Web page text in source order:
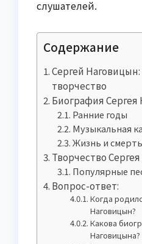
слушателей.
Содержание
Сергей
творчество
Биография Сергея
Ранние годы
Музыкальная
Жизнь и смерть
Творчество
Популярные
Вопрос-ответ:
Когда
Наговицын?
Какова
Наговицына?